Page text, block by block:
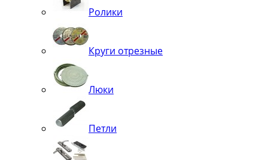
Ролики
Круги отрезные
Люки
Петли